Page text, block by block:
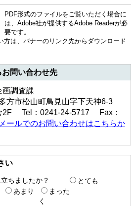
PDF形式のファイルをご覧いただく場合に
は、Adobe社が提供するAdobe Readerが必
要です。
方は、バナーのリンク先からダウンロード
問い合わせ先
調査課
方市松山町鳥見山字下天神6-3
2F Tel：0241-24-5717 Fax：
ールでのお問い合わせはこちらか
い
ちましたか？
とても
あまり
まった
く